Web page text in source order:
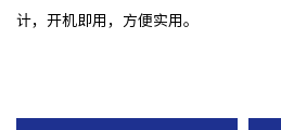
计，开机即用，方便实用。